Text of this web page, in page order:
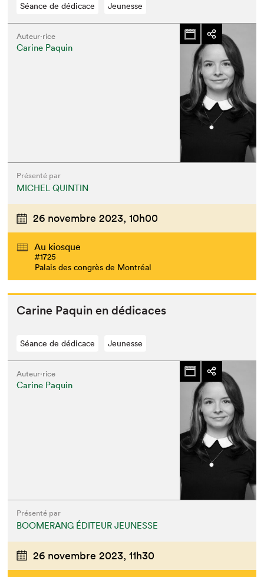
Séance de dédicace Jeunesse
Auteur·rice
Carine Paquin
Présenté par
MICHEL QUINTIN
26 novembre 2023, 10h00
Au kiosque
#1725
Palais des congrès de Montréal
Carine Paquin en dédicaces
Séance de dédicace Jeunesse
Auteur·rice
Carine Paquin
Présenté par
BOOMERANG ÉDITEUR JEUNESSE
26 novembre 2023, 11h30